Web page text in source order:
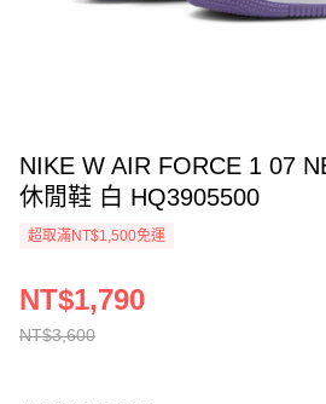
NIKE W AIR FORCE 1 07
休閒鞋 白 HQ3905500
超取滿NT$1,500免運
NT$3,600
NT$1,790